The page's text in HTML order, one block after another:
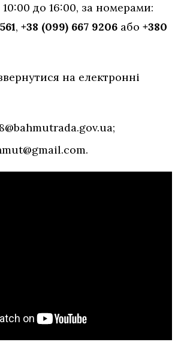
до 16:00, за номерами:
, +38 (099) 667 9206 або +380
на електронні
;
.